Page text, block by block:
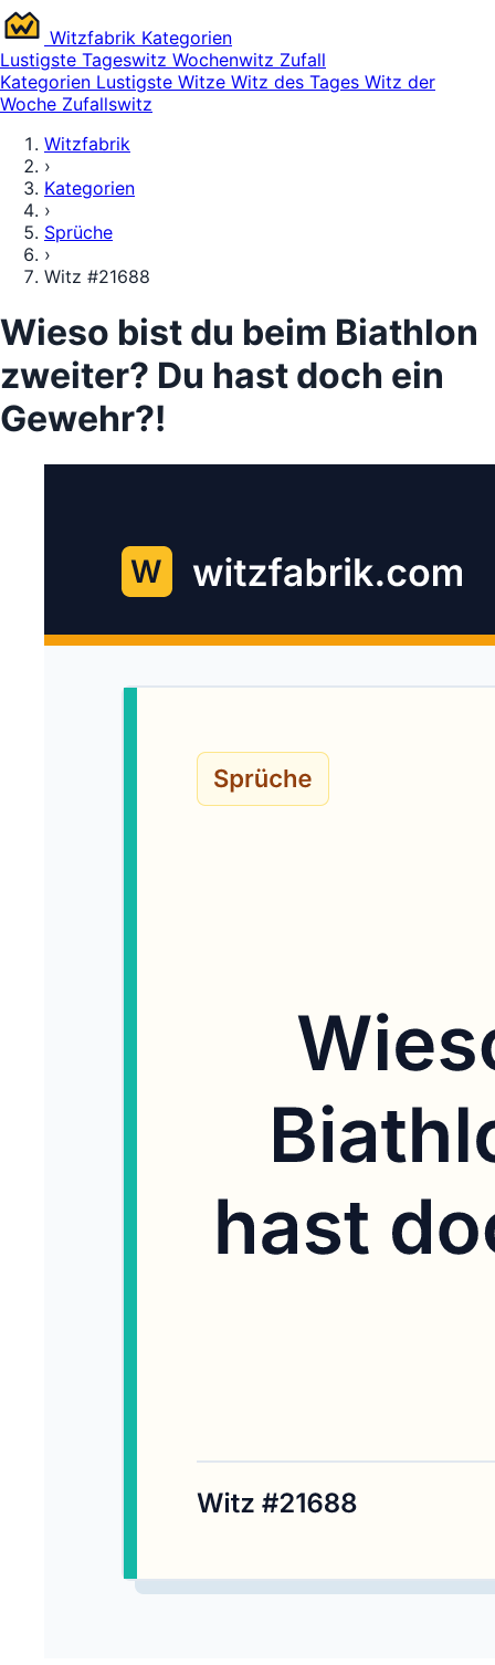
Witzfabrik Kategorien
Lustigste Tageswitz Wochenwitz Zufall
Kategorien Lustigste Witze Witz des Tages Witz der
Woche Zufallswitz
Witzfabrik
›
Kategorien
›
Sprüche
›
Witz #21688
Wieso bist du beim Biathlon
zweiter? Du hast doch ein
Gewehr?!